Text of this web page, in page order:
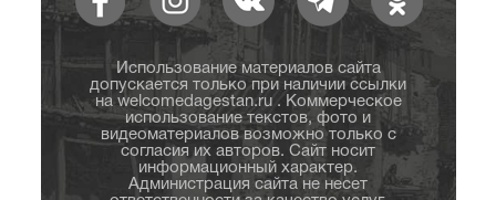
Использование материалов сайта
допускается только при наличии ссылки
на welcomedagestan.ru . Коммерческое
использование текстов, фото и
видеоматериалов возможно только с
согласия их авторов. Сайт носит
информационный характер.
Администрация сайта не несет